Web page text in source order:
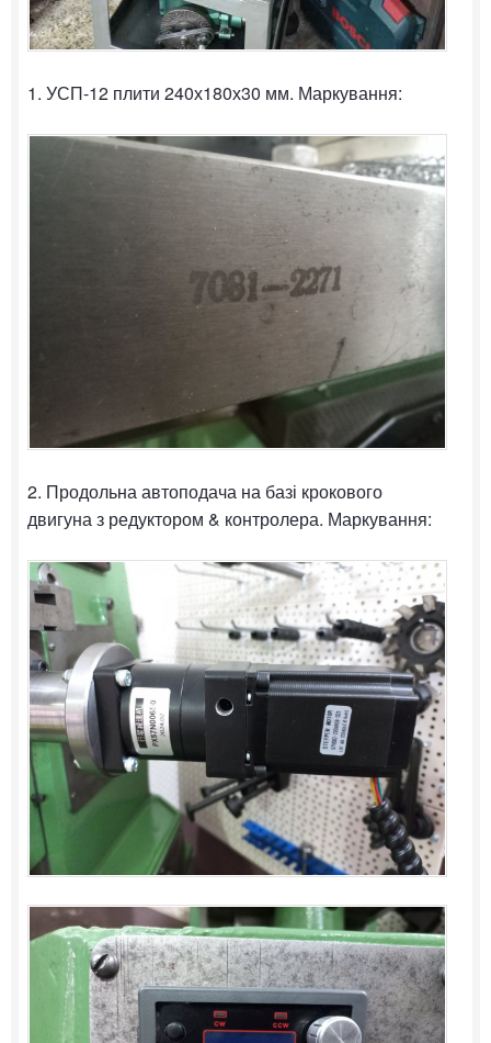
1. УСП-12 плити 240х180х30 мм. Маркування:
2. Продольна автоподача на базі крокового
двигуна з редуктором & контролера. Маркування: